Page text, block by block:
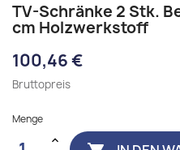
TV-Schränke 2 Stk.
cm Holzwerkstoff
100,46 €
Bruttopreis
Menge